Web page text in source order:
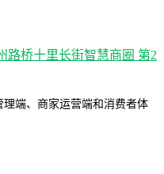
端、商家运营端和消费者体